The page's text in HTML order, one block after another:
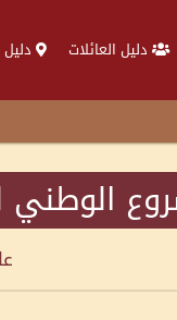
دليل العائلات
الوطني